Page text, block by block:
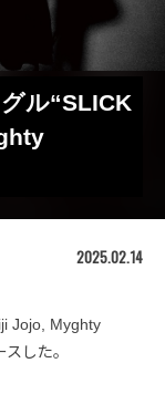
ル“SLICK
2025.02.14
Jojo, Myghty
した。